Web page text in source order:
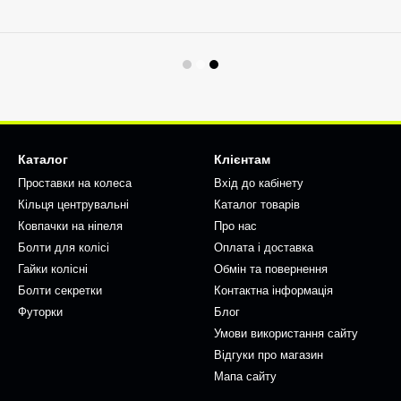
Каталог
Проставки на колеса
Кільця центрувальні
Ковпачки на ніпеля
Болти для колісі
Гайки колісні
Болти секретки
Футорки
Клієнтам
Вхід до кабінету
Каталог товарів
Про нас
Оплата і доставка
Обмін та повернення
Контактна інформація
Блог
Умови використання сайту
Відгуки про магазин
Мапа сайту